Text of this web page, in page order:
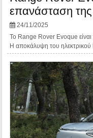
επανάσταση της
24/11/2025
Το Range Rover Evoque είναι
Η αποκάλυψη του ηλεκτρικού